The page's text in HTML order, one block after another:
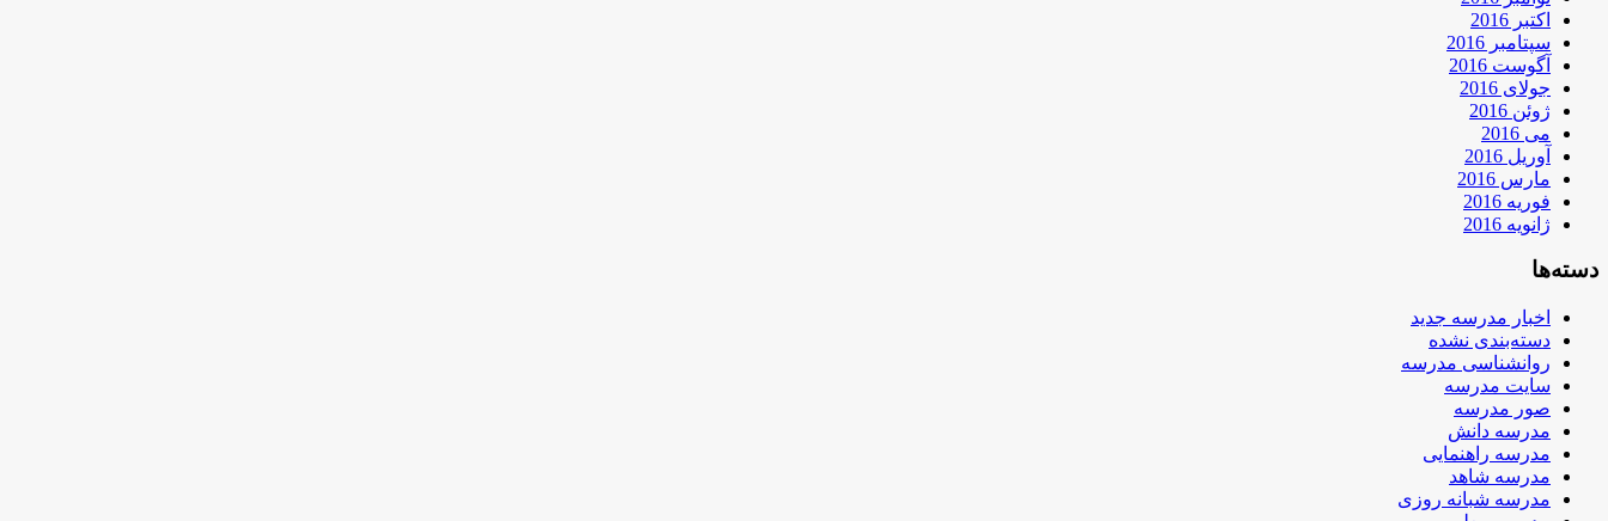
اکتبر 2016
سپتامبر 2016
آگوست 2016
جولای 2016
ژوئن 2016
می 2016
آوریل 2016
مارس 2016
فوریه 2016
ژانویه 2016
دسته‌ها
اخبار مدرسه جدید
دسته‌بندی نشده
روانشناسی مدرسه
سایت مدرسه
صور مدرسه
مدرسه دانش
مدرسه راهنمایی
مدرسه شاهد
مدرسه شبانه روزی